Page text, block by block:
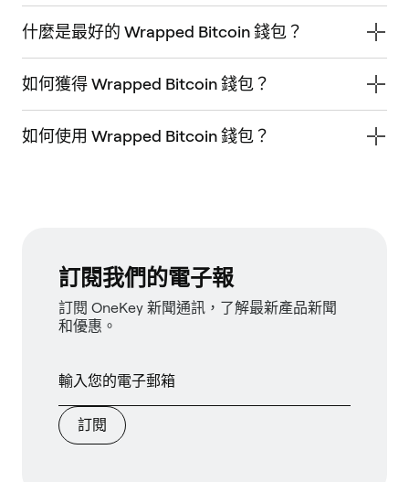
什麼是最好的 Wrapped Bitcoin 錢包？
如何獲得 Wrapped Bitcoin 錢包？
如何使用 Wrapped Bitcoin 錢包？
訂閱我們的電子報
訂閱 OneKey 新聞通訊，了解最新產品新聞
和優惠。
訂閱